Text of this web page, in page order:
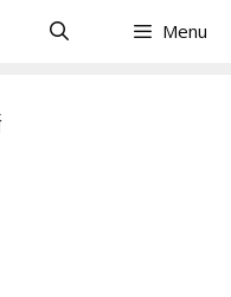
Menu